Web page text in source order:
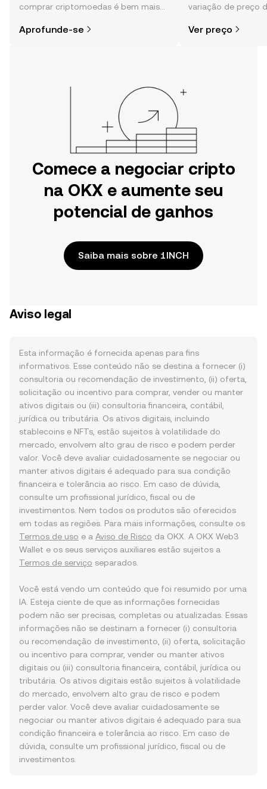
comprar criptomoedas é bem mais
especialmente quando você já sabe
Aprofunde-se
variação de preço
e muito mais.
Ver preço
Comece a negociar cripto
na OKX e aumente seu
potencial de ganhos
Saiba mais sobre 1INCH
Aviso legal
Esta informação é fornecida apenas para fins
informativos. Esse conteúdo não se destina a fornecer (i)
consultoria ou recomendação de investimento, (ii) oferta,
solicitação ou incentivo para comprar, vender ou manter
ativos digitais ou (iii) consultoria financeira, contábil,
jurídica ou tributária. Os ativos digitais, incluindo
stablecoins e NFTs, estão sujeitos à volatilidade do
mercado, envolvem alto grau de risco e podem perder
valor. Você deve avaliar cuidadosamente se negociar ou
manter ativos digitais é adequado para sua condição
financeira e tolerância ao risco. Em caso de dúvida,
consulte um profissional jurídico, fiscal ou de
investimentos. Nem todos os produtos são oferecidos
em todas as regiões. Para mais informações, consulte os
Termos de uso e a Aviso de Risco da OKX. A OKX Web3
Wallet e os seus serviços auxiliares estão sujeitos a
Termos de serviço separados.
Você está vendo um conteúdo que foi resumido por uma
IA. Esteja ciente de que as informações fornecidas
podem não ser precisas, completas ou atualizadas. Essas
informações não se destinam a fornecer (i) consultoria
ou recomendação de investimento, (ii) oferta, solicitação
ou incentivo para comprar, vender ou manter ativos
digitais ou (iii) consultoria financeira, contábil, jurídica ou
tributária. Os ativos digitais estão sujeitos à volatilidade
do mercado, envolvem alto grau de risco e podem
perder valor. Você deve avaliar cuidadosamente se
negociar ou manter ativos digitais é adequado para sua
condição financeira e tolerância ao risco. Em caso de
dúvida, consulte um profissional jurídico, fiscal ou de
investimentos.